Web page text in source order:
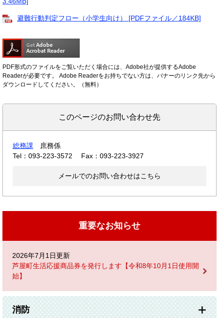
避難行動判定フロー（小学生向け） [PDFファイル／184KB]
PDF形式のファイルをご覧いただく場合には、Adobe社が提供するAdobe
Readerが必要です。
Adobe Readerをお持ちでない方は、バナーのリンク先から
ダウンロードしてください。（無料）
このページのお問い合わせ先
総務課
庶務係
Tel：093-223-3572
Fax：093-223-3927
メールでのお問い合わせはこちら
重要なお知らせ
2026年7月1日更新
芦屋町生活応援商品券を発行します【令和8年10月1日使用開
始】
消防